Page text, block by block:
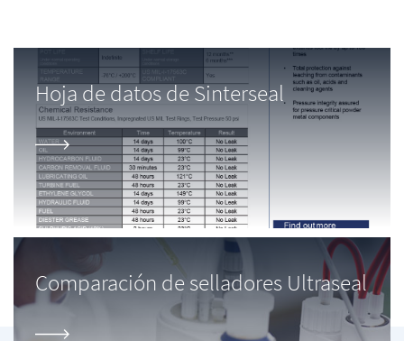
Hoja de datos de Sinterseal
Comparación de selladores Ultraseal